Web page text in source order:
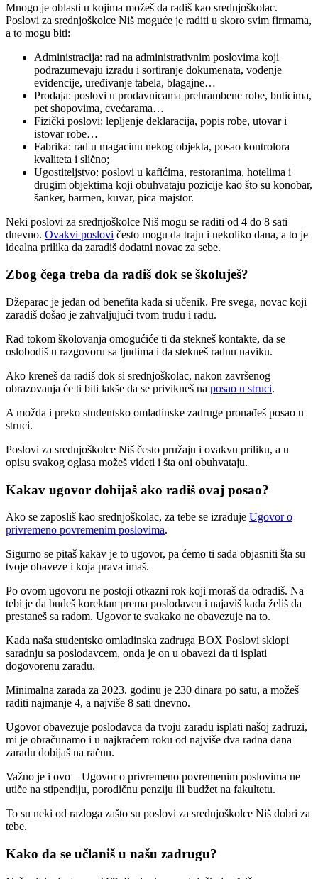
Mnogo je oblasti u kojima možeš da radiš kao srednjoškolac.
Poslovi za srednjoškolce Niš moguće je raditi u skoro svim firmama,
a to mogu biti:
Administracija: rad na administrativnim poslovima koji
podrazumevaju izradu i sortiranje dokumenata, vođenje
evidencije, uređivanje tabela, blagajne…
Prodaja: poslovi u prodavnicama prehrambene robe, buticima,
pet shopovima, cvećarama…
Fizički poslovi: lepljenje deklaracija, popis robe, utovar i
istovar robe…
Fabrika: rad u magacinu nekog objekta, posao kontrolora
kvaliteta i slično;
Ugostiteljstvo: poslovi u kafićima, restoranima, hotelima i
drugim objektima koji obuhvataju pozicije kao što su konobar,
šanker, barmen, kuvar, pica majstor.
Neki poslovi za srednjoškolce Niš mogu se raditi od 4 do 8 sati
dnevno. Ovakvi poslovi često mogu da traju i nekoliko dana, a to je
idealna prilika da zaradiš dodatni novac za sebe.
Zbog čega treba da radiš dok se školuješ?
Džeparac je jedan od benefita kada si učenik. Pre svega, novac koji
zaradiš došao je zahvaljujući tvom trudu i radu.
Rad tokom školovanja omogućiće ti da stekneš kontakte, da se
oslobodiš u razgovoru sa ljudima i da stekneš radnu naviku.
Ako kreneš da radiš dok si srednjoškolac, nakon završenog
obrazovanja će ti biti lakše da se privikneš na posao u struci.
A možda i preko studentsko omladinske zadruge pronađeš posao u
struci.
Poslovi za srednjoškolce Niš često pružaju i ovakvu priliku, a u
opisu svakog oglasa možeš videti i šta oni obuhvataju.
Kakav ugovor dobijaš ako radiš ovaj posao?
Ako se zaposliš kao srednjoškolac, za tebe se izrađuje Ugovor o
privremeno povremenim poslovima.
Sigurno se pitaš kakav je to ugovor, pa ćemo ti sada objasniti šta su
tvoje obaveze i koja prava imaš.
Po ovom ugovoru ne postoji otkazni rok koji moraš da odradiš. Na
tebi je da budeš korektan prema poslodavcu i najaviš kada želiš da
prestaneš sa radom. Ugovor te svakako ne obavezuje na to.
Kada naša studentsko omladinska zadruga BOX Poslovi sklopi
saradnju sa poslodavcem, onda je on u obavezi da ti isplati
dogovorenu zaradu.
Minimalna zarada za 2023. godinu je 230 dinara po satu, a možeš
raditi najmanje 4, a najviše 8 sati dnevno.
Ugovor obavezuje poslodavca da tvoju zaradu isplati našoj zadruzi,
mi je obračunamo i u najkraćem roku od najviše dva radna dana
zaradu dobijaš na račun.
Važno je i ovo – Ugovor o privremeno povremenim poslovima ne
utiče na stipendiju, porodičnu penziju ili budžet na fakultetu.
To su neki od razloga zašto su poslovi za srednjoškolce Niš dobri za
tebe.
Kako da se učlaniš u našu zadrugu?